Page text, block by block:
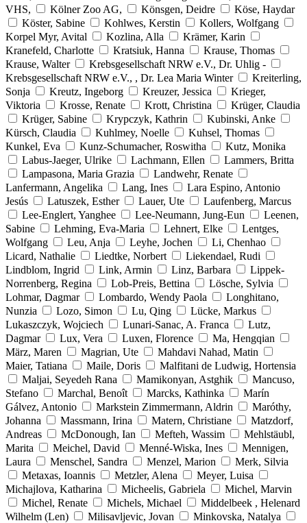
VHS,
Kölner Zoo AG, Könsgen, Deidre
Köse, Haydar
Köster, Sabine
Kohlwes, Kerstin
Kollers, Wolfgang
Korpel Myr, Avital
Kozlina, Alla
Krämer, Karin
Kranefeld, Charlotte
Kratsiuk, Hanna
Krause, Thomas
Krause, Walter
Krebsgesellschaft NRW e.V., Dr. Uhlig -
Krebsgesellschaft NRW e.V., , Dr. Lea Maria Winter
Kreiterling,
Sonja
Kreutz, Ingeborg Kreuzer, Jessica
Krieger,
Viktoria
Krosse, Renate Krott, Christina
Krüger, Claudia
Krüger, Sabine
Krypczyk, Kathrin
Kubinski, Anke
Kürsch, Claudia
Kuhlmey, Noelle
Kuhsel, Thomas
Kunkel, Eva
Kunz-Schumacher, Roswitha
Kutz, Monika
Labus-Jaeger, Ulrike
Lachmann, Ellen
Lammers, Britta
Lampasona, Maria Grazia
Landwehr, Renate
Lanfermann, Angelika
Lang, Ines
Lara Espino, Antonio
Jesús
Latuszek, Esther Lauer, Ute
Laufenberg, Marcus
Lee-Englert, Yanghee
Lee-Neumann, Jung-Eun
Leenen,
Sabine
Lehming, Eva-Maria Lehnert, Elke
Lentges,
Wolfgang
Leu, Anja Leyhe, Jochen
Li, Chenhao
Licard, Nathalie
Liedtke, Norbert
Liekendael, Rudi
Lindblom, Ingrid
Link, Armin Linz, Barbara
Lippek-
Norrenberg, Regina
Lob-Preis, Bettina
Lösche, Sylvia
Lohmar, Dagmar
Lombardo, Wendy Paola
Longhitano,
Nunzia
Lozo, Simon Lu, Qing
Lücke, Markus
Lukaszczyk, Wojciech
Lunari-Sanac, A. Franca
Lutz,
Dagmar
Lux, Vera Luxen, Florence
Ma, Hengqian
März, Maren
Magrian, Ute
Mahdavi Nahad, Matin
Maier, Tatiana
Maile, Doris
Malfitani de Ludwig, Hortensia
Maljai, Seyedeh Rana
Mamikonyan, Astghik
Mancuso,
Stefano
Marchal, Benoît Marcks, Kathinka
Marín
Gálvez, Antonio
Markstein Zimmermann, Aldrin
Maróthy,
Johanna
Massmann, Irina Matern, Christiane
Matzdorf,
Andreas
McDonough, Ian Mefteh, Wassim
Mehlstäubl,
Marita
Meichel, David Menné-Wiska, Ines
Mennigen,
Laura
Menschel, Sandra Menzel, Marion
Merk, Silvia
Metaxas, Ioannis
Metzler, Alena
Meyer, Luisa
Michajlova, Katharina
Micheelis, Gabriela
Michel, Marvin
Michel, Renate
Michels, Michael
Middelbeek , Helenard
Wilhelm (Len)
Milisavljevic, Jovan
Minkovska, Natalya